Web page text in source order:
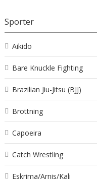
Sporter
Aikido
Bare Knuckle Fighting
Brazilian Jiu-Jitsu (BJJ)
Brottning
Capoeira
Catch Wrestling
Eskrima/Arnis/Kali